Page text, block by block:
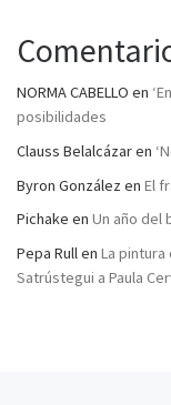
NORMA CABELLO en
posibilidades
Clauss Belalcázaren
Byron González en El
Pichake en Un año del
Pepa Rullen La pintura
Satrústegui a Paula